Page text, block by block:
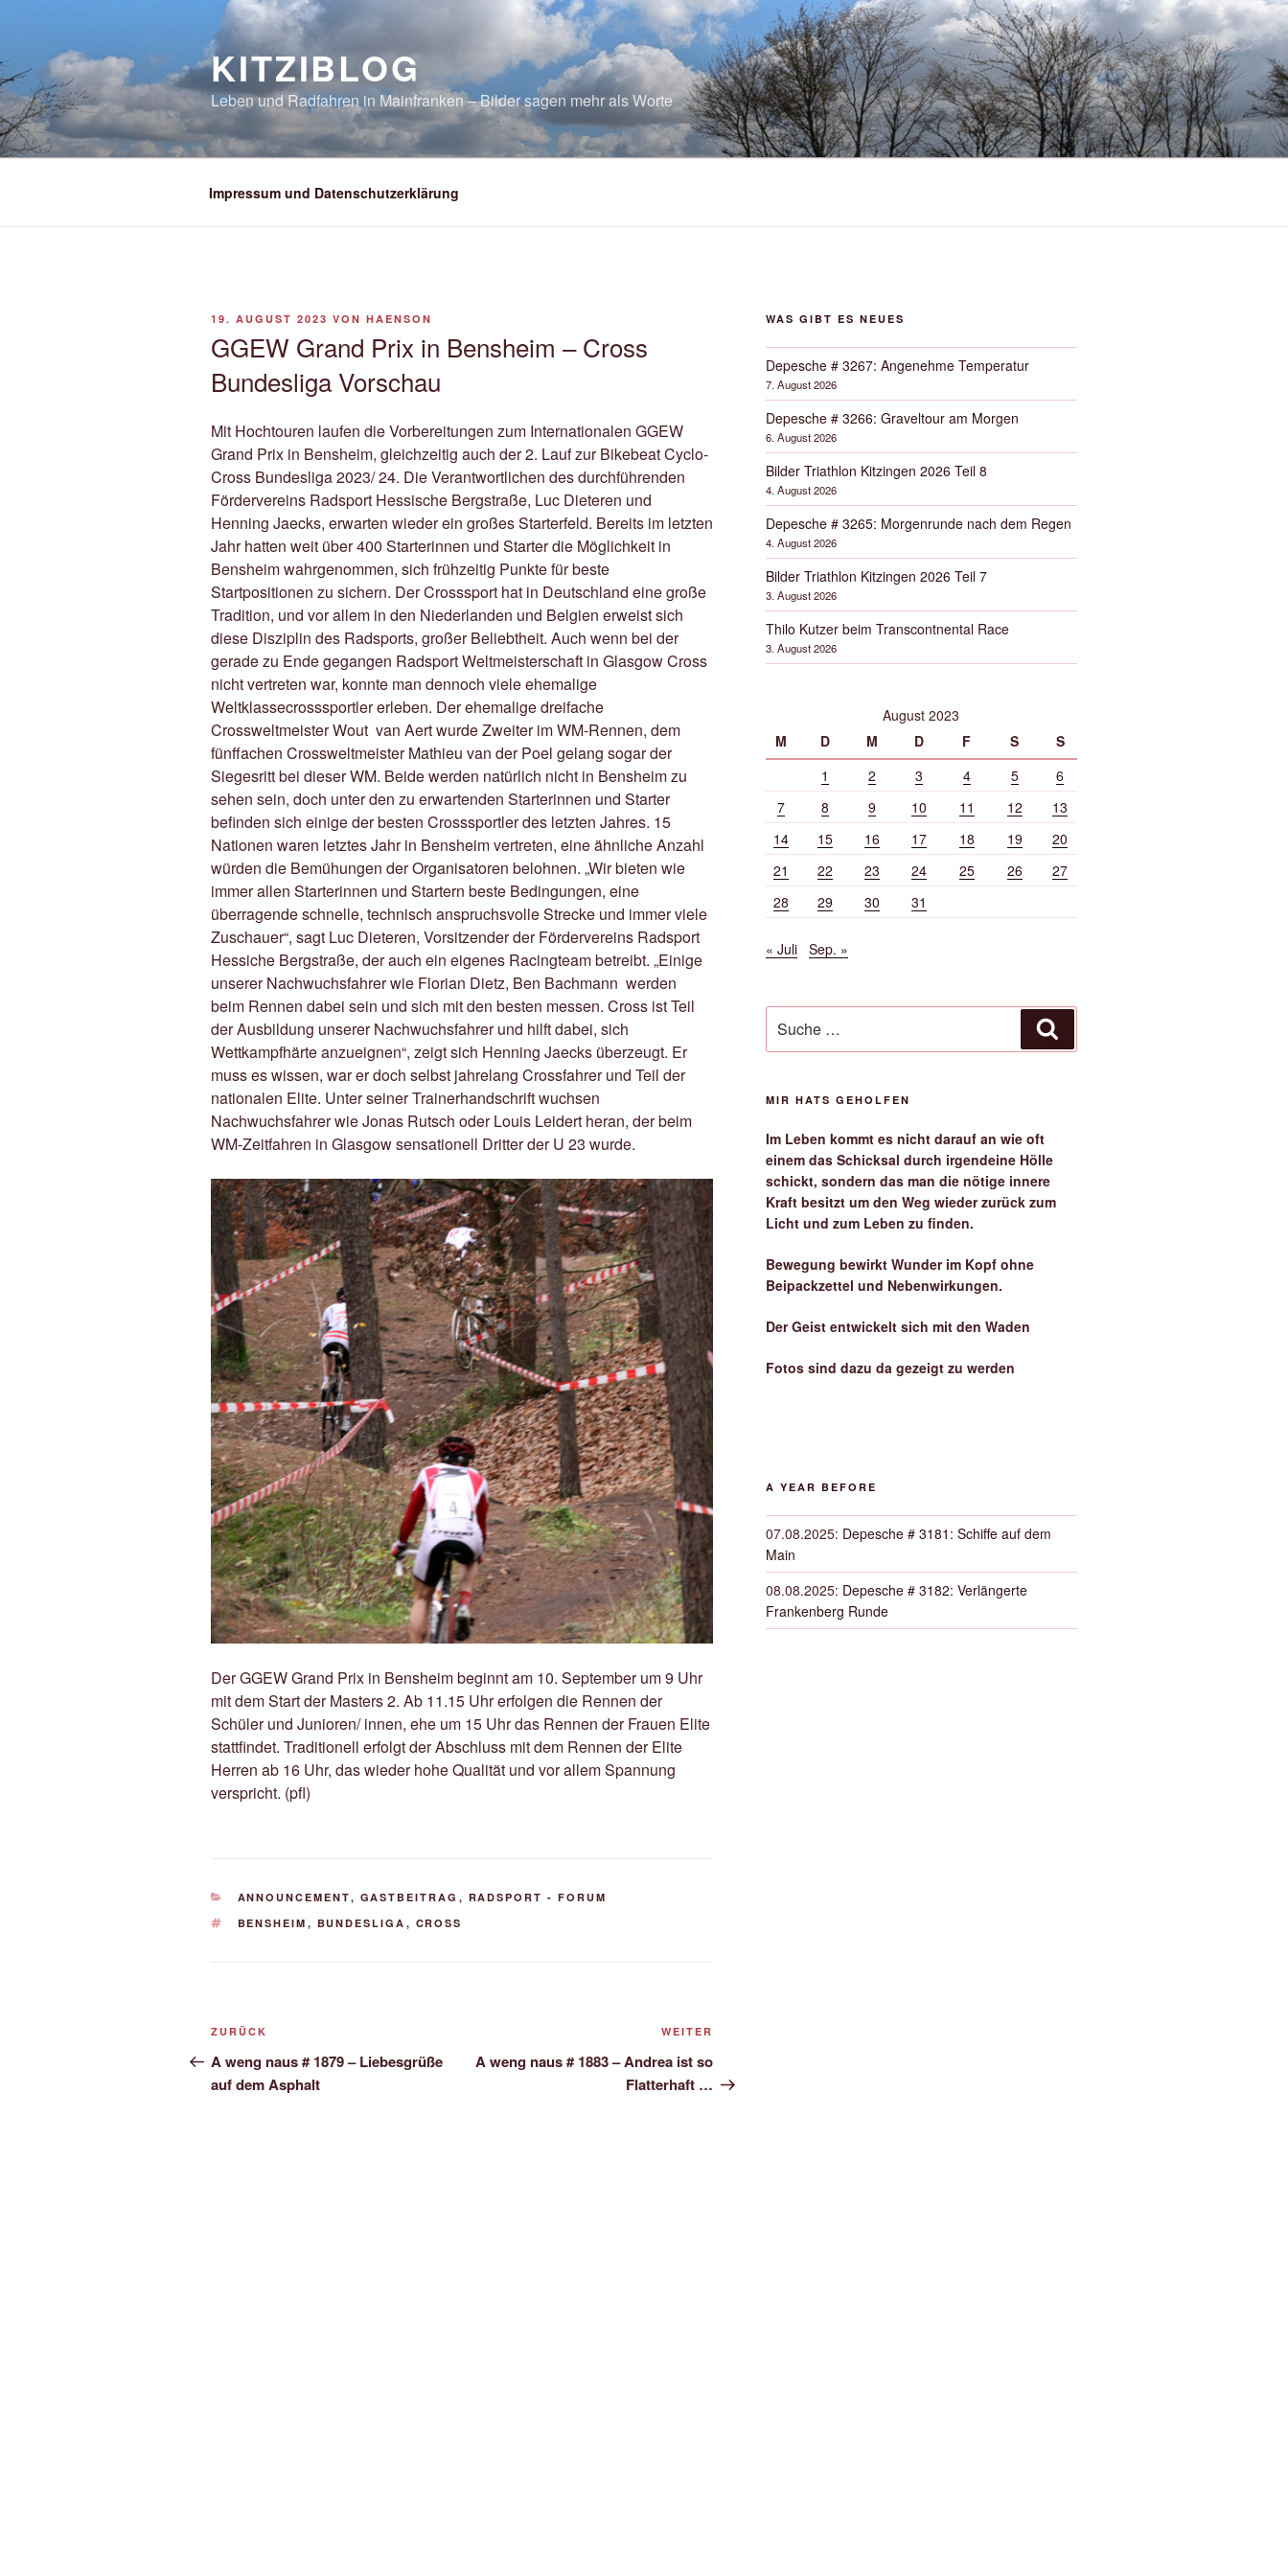
springen
KITZIBLOG
Leben und Radfahren in Mainfranken – Bilder sagen mehr als Worte
Impressum und Datenschutzerklärung
VERÖFFENTLICHT
19. AUGUST 2023 VON HAENSON
GGEW Grand Prix in Bensheim – Cross
Bundesliga Vorschau
Mit Hochtouren laufen die Vorbereitungen zum Internationalen GGEW
Grand Prix in Bensheim, gleichzeitig auch der 2. Lauf zur Bikebeat Cyclo-
Cross Bundesliga 2023/ 24. Die Verantwortlichen des durchführenden
Fördervereins Radsport Hessische Bergstraße, Luc Dieteren und
Henning Jaecks, erwarten wieder ein großes Starterfeld. Bereits im letzten
Jahr hatten weit über 400 Starterinnen und Starter die Möglichkeit in
Bensheim wahrgenommen, sich frühzeitig Punkte für beste
Startpositionen zu sichern. Der Crosssport hat in Deutschland eine große
Tradition, und vor allem in den Niederlanden und Belgien erweist sich
diese Disziplin des Radsports, großer Beliebtheit. Auch wenn bei der
gerade zu Ende gegangen Radsport Weltmeisterschaft in Glasgow Cross
nicht vertreten war, konnte man dennoch viele ehemalige
Weltklassecrosssportler erleben. Der ehemalige dreifache
Crossweltmeister Wout van Aert wurde Zweiter im WM-Rennen, dem
fünffachen Crossweltmeister Mathieu van der Poel gelang sogar der
Siegesritt bei dieser WM. Beide werden natürlich nicht in Bensheim zu
sehen sein, doch unter den zu erwartenden Starterinnen und Starter
befinden sich einige der besten Crosssportler des letzten Jahres. 15
Nationen waren letztes Jahr in Bensheim vertreten, eine ähnliche Anzahl
würden die Bemühungen der Organisatoren belohnen. „Wir bieten wie
immer allen Starterinnen und Startern beste Bedingungen, eine
überragende schnelle, technisch anspruchsvolle Strecke und immer viele
Zuschauer“, sagt Luc Dieteren, Vorsitzender der Fördervereins Radsport
Hessiche Bergstraße, der auch ein eigenes Racingteam betreibt. „Einige
unserer Nachwuchsfahrer wie Florian Dietz, Ben Bachmann werden
beim Rennen dabei sein und sich mit den besten messen. Cross ist Teil
der Ausbildung unserer Nachwuchsfahrer und hilft dabei, sich
Wettkampfhärte anzueignen“, zeigt sich Henning Jaecks überzeugt. Er
muss es wissen, war er doch selbst jahrelang Crossfahrer und Teil der
nationalen Elite. Unter seiner Trainerhandschrift wuchsen
Nachwuchsfahrer wie Jonas Rutsch oder Louis Leidert heran, der beim
WM-Zeitfahren in Glasgow sensationell Dritter der U 23 wurde.
Der GGEW Grand Prix in Bensheim beginnt am 10. September um 9 Uhr
mit dem Start der Masters 2. Ab 11.15 Uhr erfolgen die Rennen der
Schüler und Junioren/ innen, ehe um 15 Uhr das Rennen der Frauen Elite
stattfindet. Traditionell erfolgt der Abschluss mit dem Rennen der Elite
Herren ab 16 Uhr, das wieder hohe Qualität und vor allem Spannung
verspricht. (pfl)
KATEGORIEN
ANNOUNCEMENT, GASTBEITRAG , RADSPORT - FORUM
SCHLAGWÖRTER
BENSHEIM , BUNDESLIGA , CROSS
Beitrags-
Navigation
Vorheriger
Beitrag
ZURÜCK
A weng naus # 1879 – Liebesgrüße
auf dem Asphalt
Beitrag
WEITER
A weng naus # 1883 – Andrea ist so
Flatterhaft …
WAS GIBT ES NEUES
Depesche # 3267: Angenehme Temperatur
7. August 2026
Depesche # 3266: Graveltour am Morgen
6. August 2026
Bilder Triathlon Kitzingen 2026 Teil 8
4. August 2026
Depesche # 3265: Morgenrunde nach dem Regen
4. August 2026
Bilder Triathlon Kitzingen 2026 Teil 7
3. August 2026
Thilo Kutzer beim Transcontnental Race
3. August 2026
August 2023
M
D M D F S
S
1
2 3 4 5
6
7
8 9 10 11 12
13
14
15 16 17 18 19
20
21
22 23 24 25 26
27
28
29 30 31
« Juli Sep. »
nach:
MIR HATS GEHOLFEN
Im Leben kommt es nicht darauf an wie oft
einem das Schicksal durch irgendeine Hölle
schickt, sondern das man die nötige innere
Kraft besitzt um den Weg wieder zurück zum
Licht und zum Leben zu finden.
Bewegung bewirkt Wunder im Kopf ohne
Beipackzettel und Nebenwirkungen.
Der Geist entwickelt sich mit den Waden
Fotos sind dazu da gezeigt zu werden
A YEAR BEFORE
07.08.2025: Depesche # 3181: Schiffe auf dem
Main
08.08.2025: Depesche # 3182: Verlängerte
Frankenberg Runde